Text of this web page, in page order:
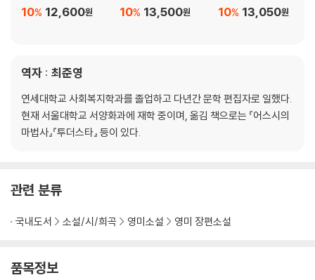
12,600원
10% 13,500원
10% 13,050원
10%
역자 : 최준영
연세대학교 사회복지학과를 졸업하고 다년간 문학 편집자로 일했다.
현재 서울대학교 서양화과에 재학 중이며, 옮김 책으로는 『어스시의
마법사』『투더스타』 등이 있다.
관련 분류
국내도서 소설/시/희곡 영미소설 영미 장편소설
품목정보